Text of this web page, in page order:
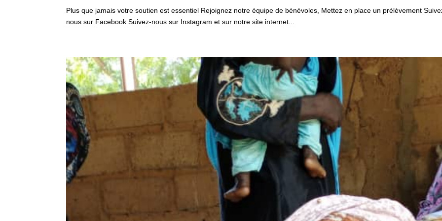
Plus que jamais votre soutien est essentiel Rejoignez notre équipe de bénévoles, Mettez en place un prélèvement
nous sur Facebook Suivez-nous sur Instagram et sur notre site internet...